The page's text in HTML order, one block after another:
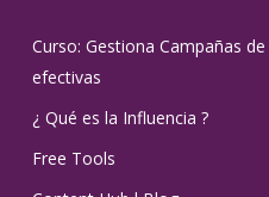
Curso: Gestiona Campañas
efectivas
¿ Qué es la Influencia ?
Free Tools